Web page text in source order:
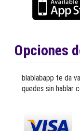
Opciones
blablabapp te da
quedes sin hablar